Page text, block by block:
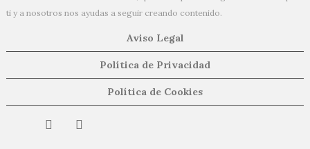
ti y a nosotros nos ayudas a seguir creando contenido.
Aviso Legal
Política de Privacidad
Política de Cookies